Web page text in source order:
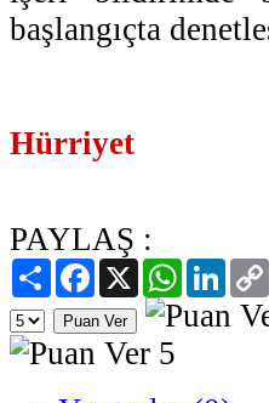
başlangıçta
Hürriyet
PAYLAŞ :
PaylaşFacebook
X WhatsApp